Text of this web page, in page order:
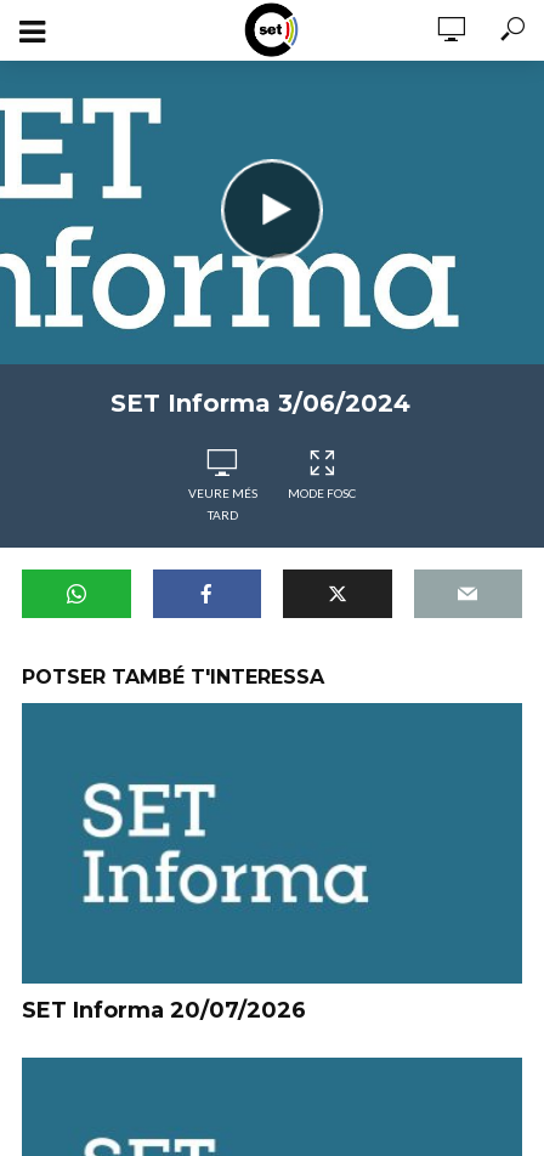
SET Informa 3/06/2024
VEURE MÉS
TARD
MODE FOSC
POTSER TAMBÉ T'INTERESSA
SET Informa 20/07/2026